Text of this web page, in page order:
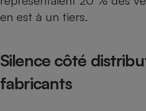
en est à un tiers.
Silence côté
fabricants